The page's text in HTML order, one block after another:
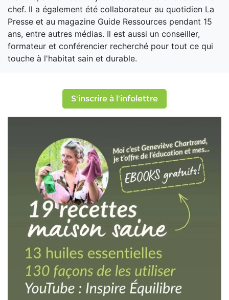
chef. Il a également été collaborateur au quotidien La
Presse et au magazine Guide Ressources pendant 15
ans, entre autres médias. Il est aussi un conseiller,
formateur et conférencier recherché pour tout ce qui
touche à l'habitat sain et durable.
S'inscrire à l'infolettre